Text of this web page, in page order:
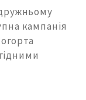
кампанія